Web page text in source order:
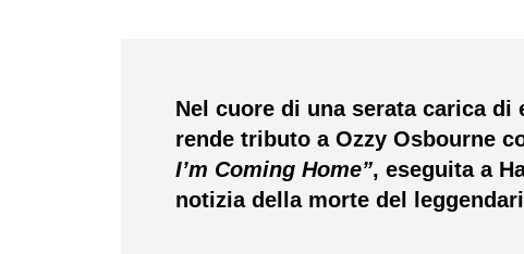
Nel cuore di una serata carica di
rende tributo a Ozzy Osbourne
I’m Coming Home”, eseguita a
notizia della morte del